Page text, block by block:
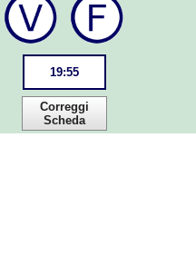
19:55
Correggi
Scheda